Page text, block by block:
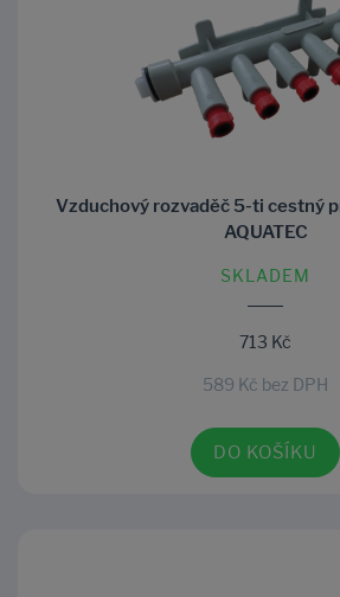
Vzduchový rozvaděč 5-ti cestný
AQUATEC
SKLADEM
713 Kč
589 Kč bez DPH
DO KOŠÍKU